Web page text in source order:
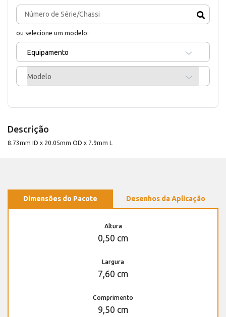
ou selecione um modelo:
Equipamento
Modelo
Descrição
8.73mm ID x 20.05mm OD x 7.9mm L
Dimensões do Pacote Desenhos da Aplicação
Altura
0,50 cm
Largura
7,60 cm
Comprimento
9,50 cm